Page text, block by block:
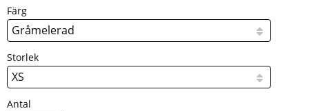
Färg
Storlek
Antal